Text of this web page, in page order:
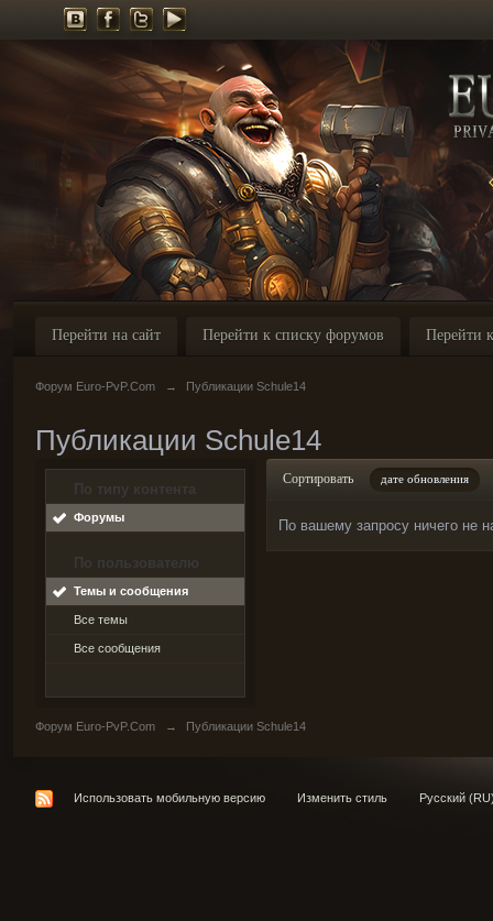
Перейти на сайт Перейти к списку форумов Перейти
Форум Euro-PvP.Com → Публикации Schule14
Публикации Schule14
По типу контента
Форумы
По пользователю
Темы и сообщения
Все темы
Все сообщения
Сортировать дате обновления
По вашему запросу ничего не
Форум Euro-PvP.Com → Публикации Schule14
Использовать мобильную версию Изменить стиль Русский